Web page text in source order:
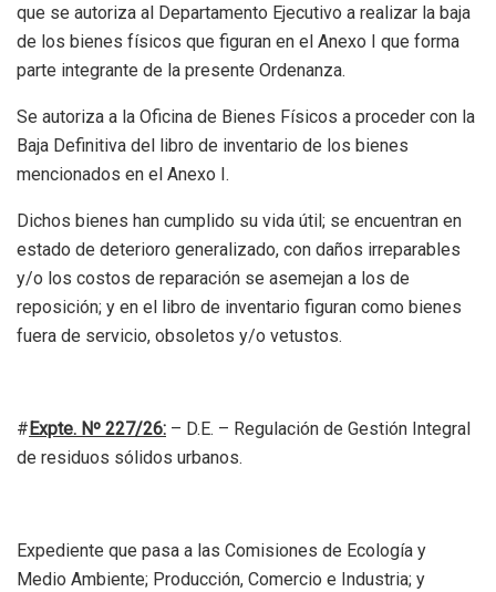
que se autoriza al Departamento Ejecutivo a realizar la baja
de los bienes físicos que figuran en el Anexo I que forma
parte integrante de la presente Ordenanza.
Se autoriza a la Oficina de Bienes Físicos a proceder con la
Baja Definitiva del libro de inventario de los bienes
mencionados en el Anexo I.
Dichos bienes han cumplido su vida útil; se encuentran en
estado de deterioro generalizado, con daños irreparables
y/o los costos de reparación se asemejan a los de
reposición; y en el libro de inventario figuran como bienes
fuera de servicio, obsoletos y/o vetustos.
# Expte. Nº 227/26: – D.E. – Regulación de Gestión Integral
de residuos sólidos urbanos.
Expediente que pasa a las Comisiones de Ecología y
Medio Ambiente; Producción, Comercio e Industria; y